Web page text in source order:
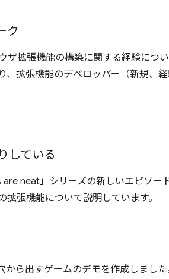
ク
ザ拡張機能の構築に関する経験につ
、拡張機能のデベロッパー（新規、
している
neat」シリーズの新しいエピソ
拡張機能について説明しています。
から出すゲームのデモを作成しまし